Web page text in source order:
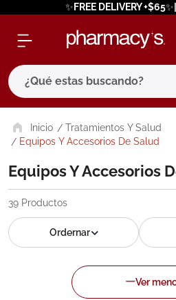
✨FREE DELIVERY
¿Qué estas buscando?
Tratamientos Y Salud
Equipos Y Accesorios De Salud
Equipos Y Accesorios
39 Productos
términos más buscados
2. protector solar
3. bioderma
5. cerave
degraler